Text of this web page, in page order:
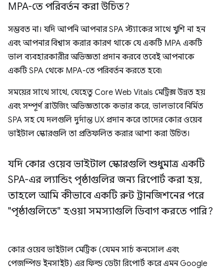
MPA-তে পরিবর্তন করা উচিত?
সম্ভবত না। যদি আপনি আপনার SPA স্ট্যাকের সাথে খুশি না হন
এবং আপনার বিশ্বাস করার কারণ থাকে যে একটি MPA একটি
ভাল ব্যবহারকারীর অভিজ্ঞতা প্রদান করবে তবেই আপনাকে
একটি SPA থেকে MPA-তে পরিবর্তন করতে হবে৷
সময়ের সাথে সাথে, যেহেতু Core Web Vitals মেট্রিক্স উন্নত হয়
এবং সম্পূর্ণ ব্রাউজিং অভিজ্ঞতাকে কভার করে, ভালভাবে নির্মিত
SPA সহ যে দলগুলি দুর্দান্ত UX প্রদান করে তাদের কোর ওয়েব
ভাইটাল স্কোরগুলি তা প্রতিফলিত করার আশা করা উচিত।
যদি কোর ওয়েব ভাইটাল স্কোরগুলি শুধুমাত্র একটি
SPA-এর ল্যান্ডিং পৃষ্ঠাগুলির জন্য রিপোর্ট করা হয়,
তাহলে আমি কীভাবে একটি রুট ট্রানজিশনের পরে
"পৃষ্ঠাগুলিতে" হওয়া সমস্যাগুলি ডিবাগ করতে পারি?
কোর ওয়েব ভাইটাল মেট্রিক (যেমন সার্চ কনসোল এবং
পেজস্পিড ইনসাইট) এর ফিল্ড ডেটা রিপোর্ট করে এমন Google